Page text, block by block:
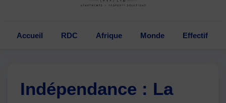
Accueil RDC Afrique Monde Effectif
Indépendance : La